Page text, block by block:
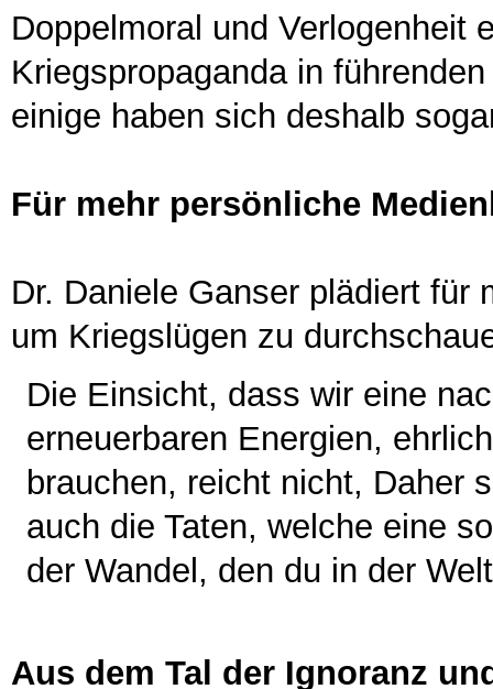
Doppelmoral und Verlogenheit
Kriegspropaganda in
einige haben sich deshalb
Für mehr persönliche
Dr. Daniele Ganser plädiert für
um Kriegslügen zu
Die Einsicht, dass wir eine
erneuerbaren Energien,
brauchen, reicht nicht, Daher
auch die Taten, welche eine
der Wandel, den du in der
Aus dem Tal der Ignoranz